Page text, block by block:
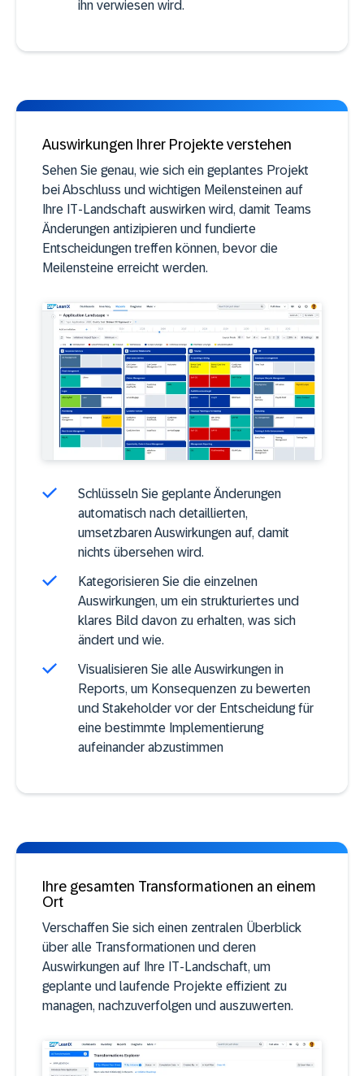
ihn verwiesen wird.
Auswirkungen Ihrer Projekte verstehen
Sehen Sie genau, wie sich ein geplantes Projekt
bei Abschluss und wichtigen Meilensteinen auf
Ihre IT-Landschaft auswirken wird, damit Teams
Änderungen antizipieren und fundierte
Entscheidungen treffen können, bevor die
Meilensteine erreicht werden.
Schlüsseln Sie geplante Änderungen
automatisch nach detaillierten,
umsetzbaren Auswirkungen auf, damit
nichts übersehen wird.
Kategorisieren Sie die einzelnen
Auswirkungen, um ein strukturiertes und
klares Bild davon zu erhalten, was sich
ändert und wie.
Visualisieren Sie alle Auswirkungen in
Reports, um Konsequenzen zu bewerten
und Stakeholder vor der Entscheidung für
eine bestimmte Implementierung
aufeinander abzustimmen
Ihre gesamten Transformationen an einem
Ort
Verschaffen Sie sich einen zentralen Überblick
über alle Transformationen und deren
Auswirkungen auf Ihre IT-Landschaft, um
geplante und laufende Projekte effizient zu
managen, nachzuverfolgen und auszuwerten.